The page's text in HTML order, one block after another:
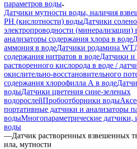
параметров воды
Датчики мутности воды, наличия
PH (кислотности) водыДатчики
электропроводности (минерализации)
анализаторы содержания хлора в воде
аммония в водеДатчики родамина WT
содержания нитратов в водеДатчики и
растворенного кислорода в воде /
окислительно-восстановительного
содержания хлорофилла А в воде
водыДатчики цветения сине-зеленых
водорослейПробоотборники воды
портативные датчики и анализаторы
водыМногопараметрические датчики,
воды
—Датчик растворенных взвешенных
ила, мутности